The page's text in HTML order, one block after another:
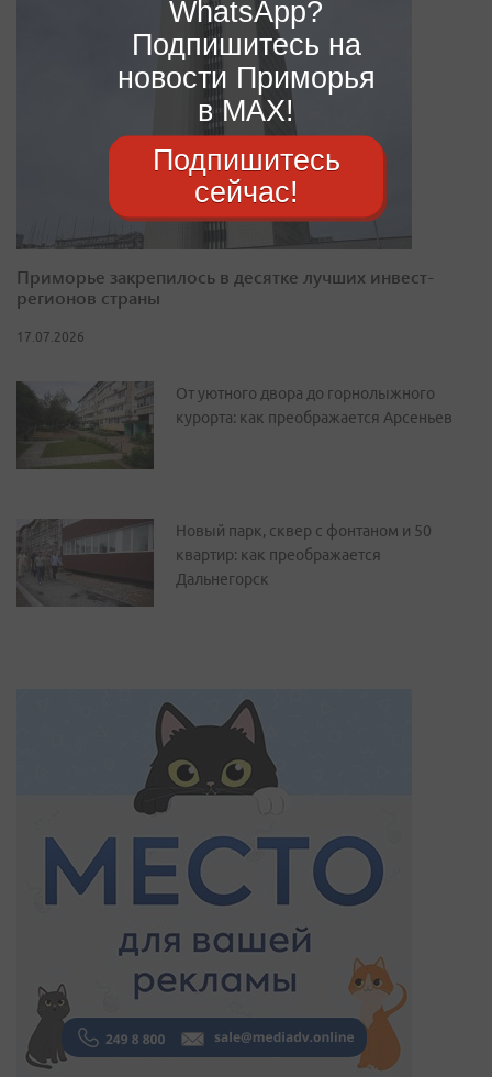
Приморье закрепилось в десятке лучших инвест-
регионов страны
17.07.2026
От уютного двора до горнолыжного
курорта: как преображается Арсеньев
Новый парк, сквер с фонтаном и 50
квартир: как преображается
Дальнегорск
WhatsApp?
Подпишитесь на
новости Приморья
в MAX!
Подпишитесь
сейчас!